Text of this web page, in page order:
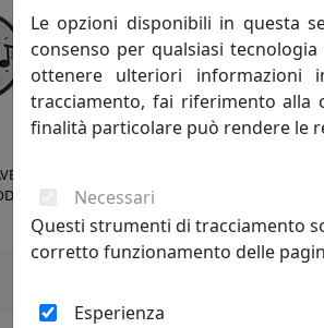
E NOTE
0OR3388C44
Arti e Mestieri
Le opzioni disponibili in questa
consenso per qualsiasi
ottenere ulteriori
tracciamento, fai riferimento alla
finalità particolare può rendere le
Necessari
Questi strumenti di tracciamento
corretto funzionamento delle
Esperienza